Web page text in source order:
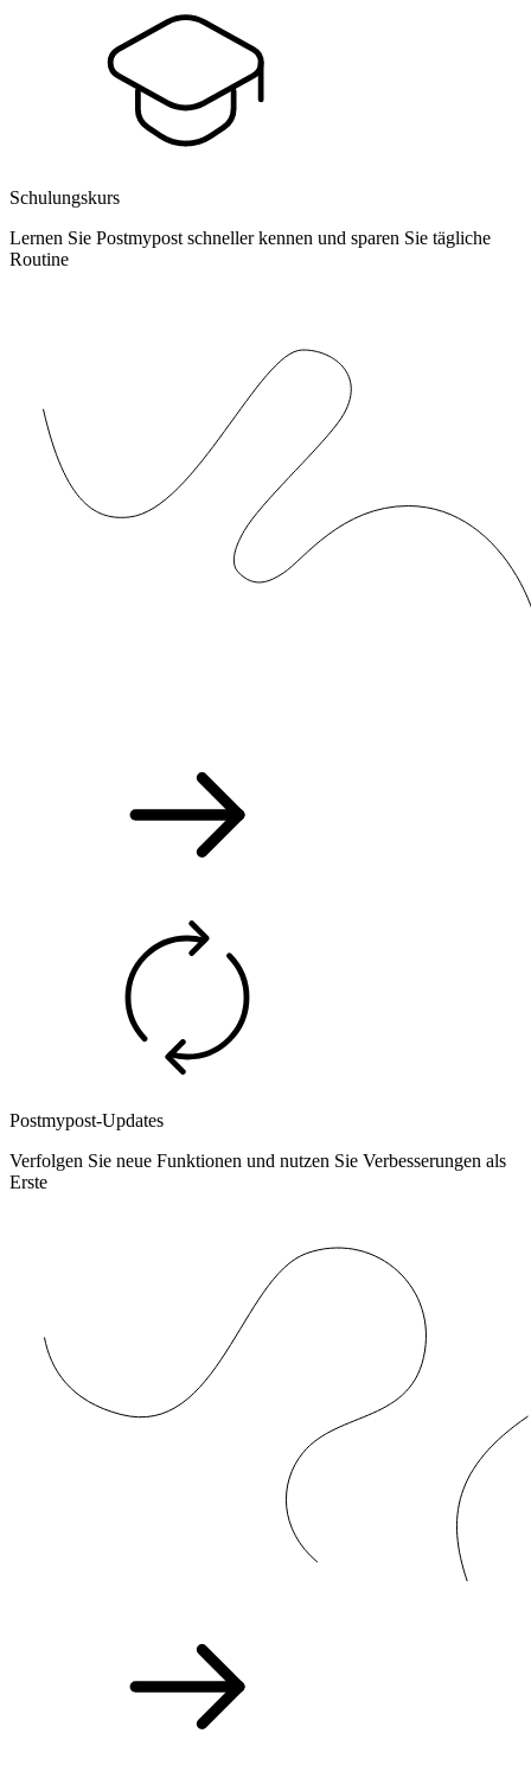
Schulungskurs
Lernen Sie Postmypost schneller kennen und sparen Sie tägliche
Routine
Postmypost-Updates
Verfolgen Sie neue Funktionen und nutzen Sie Verbesserungen als
Erste